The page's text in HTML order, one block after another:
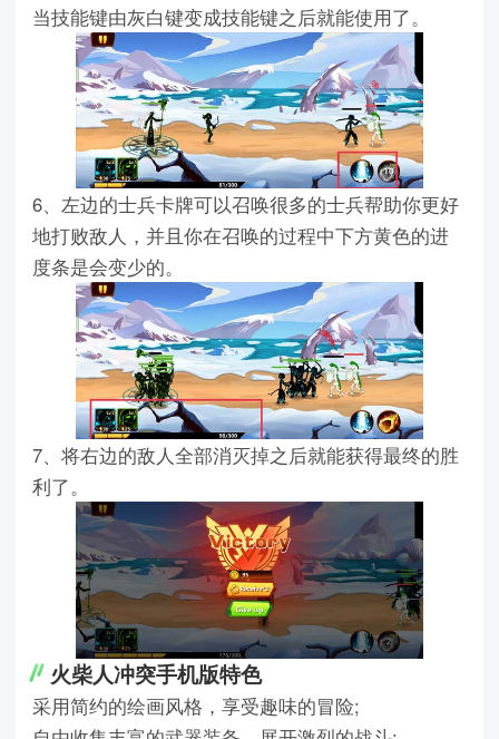
当技能键由灰白键变成技能键之后就能使用了。
6、左边的士兵卡牌可以召唤很多的士兵帮助你更好
地打败敌人，并且你在召唤的过程中下方黄色的进
度条是会变少的。
7、将右边的敌人全部消灭掉之后就能获得最终的胜
利了。
火柴人冲突手机版特色
采用简约的绘画风格，享受趣味的冒险;